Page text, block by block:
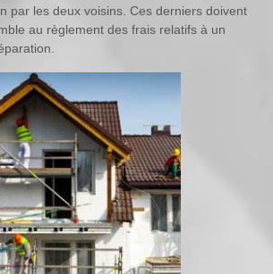
par les deux voisins. Ces derniers doivent
au règlement des frais relatifs à un